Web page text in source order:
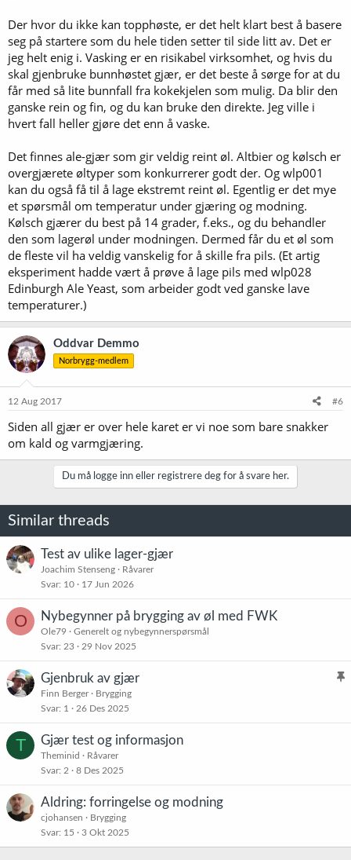
Der hvor du ikke kan topphøste, er det helt klart best å basere
seg på startere som du hele tiden setter til side litt av. Det er
jeg helt enig i. Vasking er en risikabel virksomhet, og hvis du
skal gjenbruke bunnhøstet gjær, er det beste å sørge for at du
får med så lite bunnfall fra kokekjelen som mulig. Da blir den
ganske rein og fin, og du kan bruke den direkte. Jeg ville i
hvert fall heller gjøre det enn å vaske.
Det finnes ale-gjær som gir veldig reint øl. Altbier og kølsch er
overgjærete øltyper som konkurrerer godt der. Og wlp001
kan du også få til å lage ekstremt reint øl. Egentlig er det mye
et spørsmål om temperatur under gjæring og modning.
Kølsch gjærer du best på 14 grader, f.eks., og du behandler
den som lagerøl under modningen. Dermed får du et øl som
de fleste vil ha veldig vanskelig for å skille fra pils. (Et artig
eksperiment hadde vært å prøve å lage pils med wlp028
Edinburgh Ale Yeast, som arbeider godt ved ganske lave
temperaturer.)
Oddvar Demmo
Norbrygg-medlem
12 Aug 2017 #6
Siden all gjær er over hele karet er vi noe som bare snakker
om kald og varmgjæring.
Du må logge inn eller registrere deg for å svare her.
Similar threads
Test av ulike lager-gjær
Joachim Stenseng
Råvarer
Svar 10 17 Jun 2026
O Nybegynner på brygging av øl med FWK
Ole79
Generelt og nybegynnerspørsmål
Svar 23 29 Nov 2025
K
Gjenbruk av gjær
Finn Berger
Brygging
Svar 1 26 Des 2025
T Gjær test og informasjon
Theminid
Råvarer
Svar 2 8 Des 2025
Aldring: forringelse og modning
cjohansen
Brygging
Svar 15 3 Okt 2025